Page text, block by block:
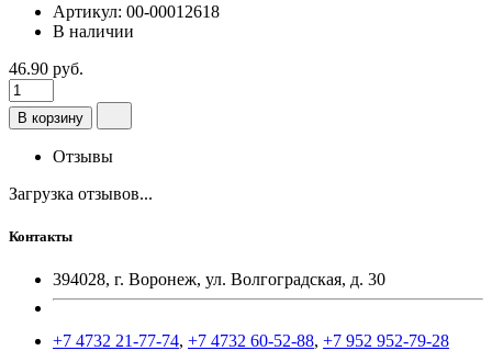
Артикул: 00-00012618
В наличии
46.90 руб.
В корзину
Отзывы
Загрузка отзывов...
Контакты
394028, г. Воронеж, ул. Волгоградская, д. 30
+7 4732 21-77-74, +7 4732 60-52-88, +7 952 952-79-28